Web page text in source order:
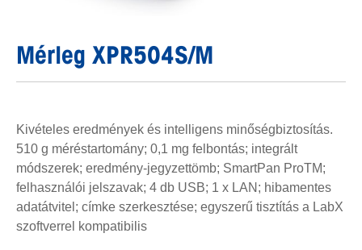
Mérleg XPR504S/M
Kivételes eredmények és intelligens minőségbiztosítás.
510 g méréstartomány; 0,1 mg felbontás; integrált
módszerek; eredmény-jegyzettömb; SmartPan ProTM;
felhasználói jelszavak; 4 db USB; 1 x LAN; hibamentes
adatátvitel; címke szerkesztése; egyszerű tisztítás a LabX
szoftverrel kompatibilis